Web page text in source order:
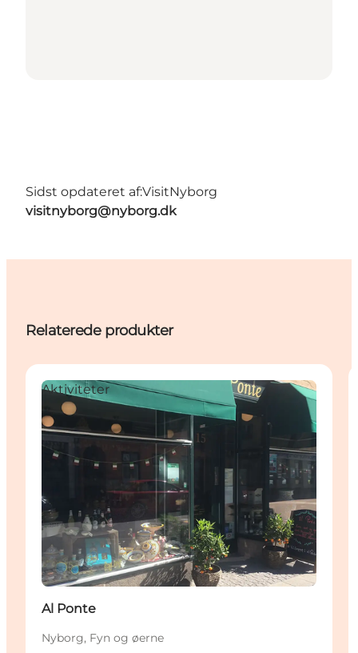
Sidst opdateret af:VisitNyborg
visitnyborg@nyborg.dk
Relaterede produkter
Aktiviteter
Al Ponte
Nyborg, Fyn og øerne